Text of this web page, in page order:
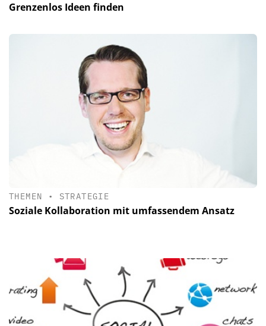
Grenzenlos Ideen finden
THEMEN • STRATEGIE
Soziale Kollaboration mit umfassendem Ansatz